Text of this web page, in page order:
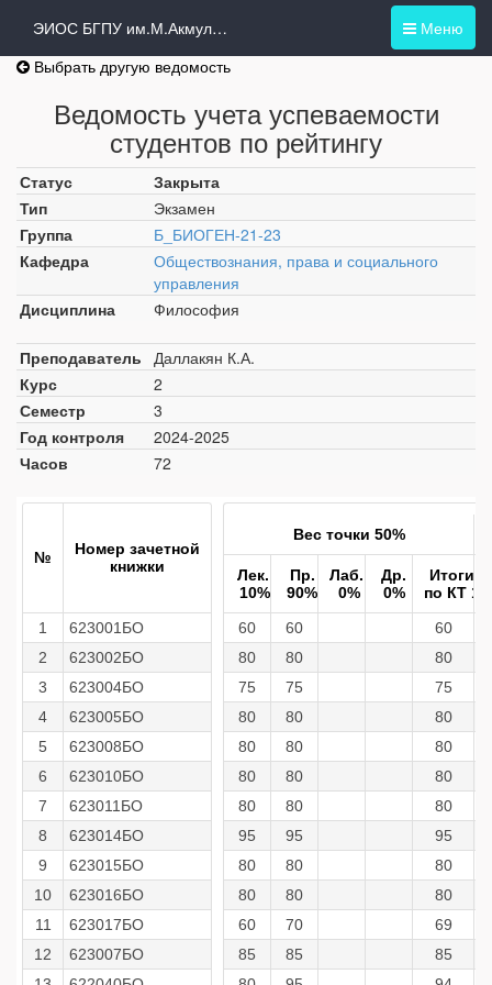
Меню
ЭИОС БГПУ им.М.Акмуллы
Выбрать другую ведомость
Ведомость учета успеваемости
студентов по рейтингу
Статус
Закрыта
Тип
Экзамен
Группа
Б_БИОГЕН-21-23
Кафедра
Обществознания, права и социального
управления
Дисциплина
Философия
Преподаватель Даллакян К.А.
Курс
2
Семестр
3
Год контроля
2024-2025
Часов
72
№
Номер зачетной
книжки
1
623001БО
2
623002БО
3
623004БО
4
623005БО
5
623008БО
6
623010БО
7
623011БО
8
623014БО
9
623015БО
10
623016БО
11
623017БО
12
623007БО
Вес точки 50%
Лек.
10%
Пр.
90%
Лаб.
0%
Др.
0%
Итоги
по КТ 1
60
60
60
80
80
80
75
75
75
80
80
80
80
80
80
80
80
80
80
80
80
95
95
95
80
80
80
80
80
80
60
70
69
85
85
85